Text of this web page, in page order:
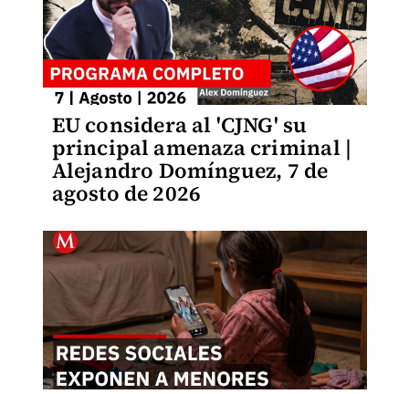
EU considera al 'CJNG' su
principal amenaza criminal |
Alejandro Domínguez, 7 de
agosto de 2026